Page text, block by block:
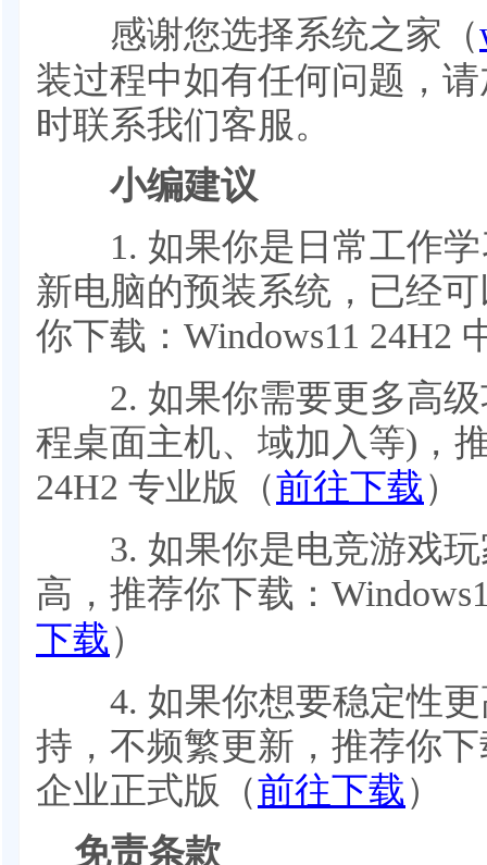
感谢您选择系统之家（
装过程中如有任何问题，
时联系我们客服。
小编建议
1. 如果你是日常工作学
新电脑的预装系统，已经
你下载：Windows11 24H2
2. 如果你需要更多高级
程桌面主机、域加入等)，
24H2 专业版（前往下载）
3. 如果你是电竞游戏玩
高，推荐你下载：
下载）
4. 如果你想要稳定性更
持，不频繁更新，推荐你下
企业正式版（前往下载）
免责条款